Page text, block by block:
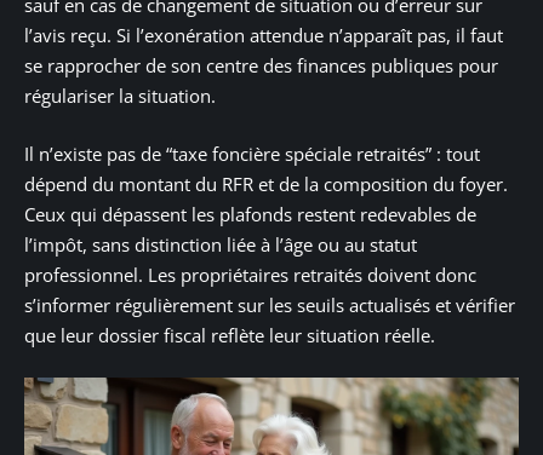
sauf en cas de changement de situation ou d’erreur sur
l’avis reçu. Si l’exonération attendue n’apparaît pas, il faut
se rapprocher de son centre des finances publiques pour
régulariser la situation.
Il n’existe pas de “taxe foncière spéciale retraités” : tout
dépend du montant du RFR et de la composition du foyer.
Ceux qui dépassent les plafonds restent redevables de
l’impôt, sans distinction liée à l’âge ou au statut
professionnel. Les propriétaires retraités doivent donc
s’informer régulièrement sur les seuils actualisés et vérifier
que leur dossier fiscal reflète leur situation réelle.